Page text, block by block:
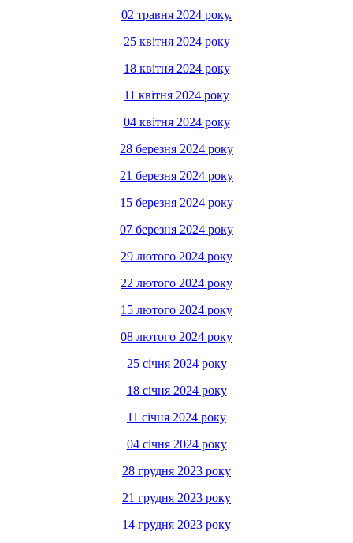
02 травня 2024 року.
25 квітня 2024 року
18 квітня 2024 року
11 квітня 2024 року
04 квітня 2024 року
28 березня 2024 року
21 березня 2024 року
15 березня 2024 року
07 березня 2024 року
29 лютого 2024 року
22 лютого 2024 року
15 лютого 2024 року
08 лютого 2024 року
25 січня 2024 року
18 січня 2024 року
11 січня 2024 року
04 січня 2024 року
28 грудня 2023 року
21 грудня 2023 року
14 грудня 2023 року